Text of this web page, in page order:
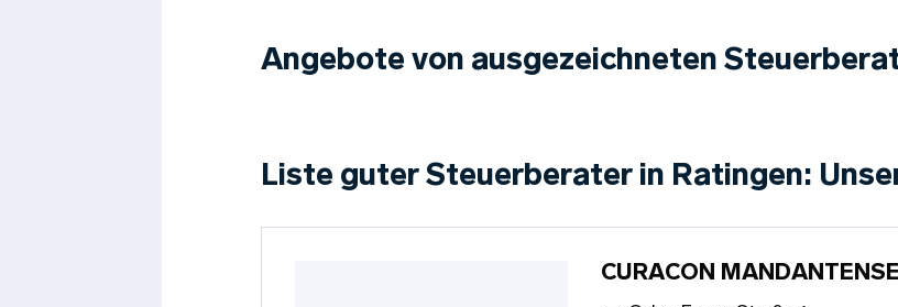
Angebote von ausgezeichneten
Liste guter Steuerberater in Ratingen:
CURACON